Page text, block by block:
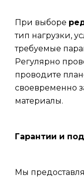
При выборе
тип нагрузки,
требуемые
Регулярно
проводите
своевременно
материалы.
Гарантии и
Мы